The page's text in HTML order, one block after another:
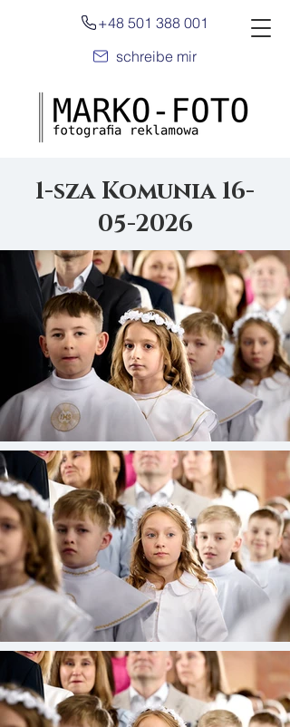
+48 501 388 001
schreibe mir
1-sza Komunia 16-
05-2026